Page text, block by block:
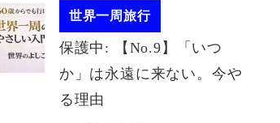
世界一周旅行
保護中: 【No.9】「いつ
か」は永遠に来ない。今や
る理由